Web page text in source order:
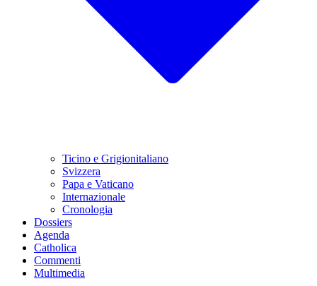
Ticino e Grigionitaliano
Svizzera
Papa e Vaticano
Internazionale
Cronologia
Dossiers
Agenda
Catholica
Commenti
Multimedia